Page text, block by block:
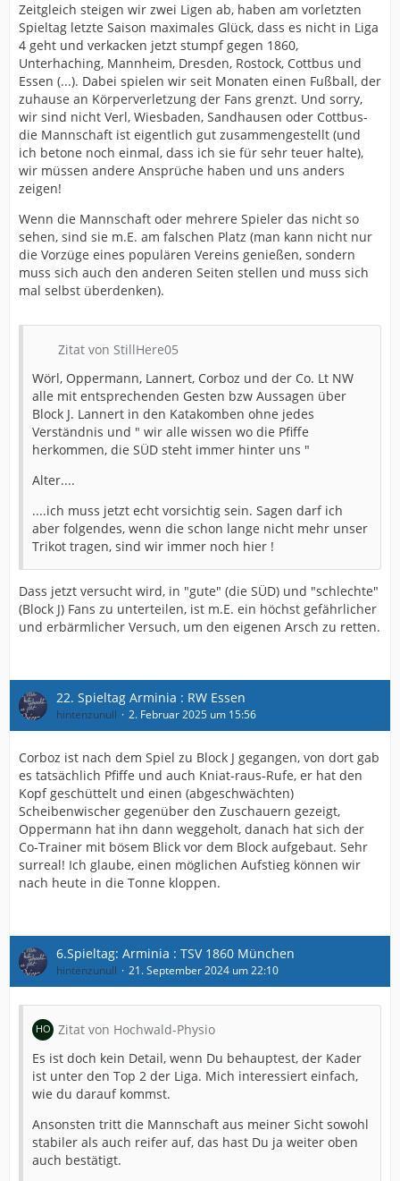
Zeitgleich steigen wir zwei Ligen ab, haben am vorletzten
Spieltag letzte Saison maximales Glück, dass es nicht in Liga
4 geht und verkacken jetzt stumpf gegen 1860,
Unterhaching, Mannheim, Dresden, Rostock, Cottbus und
Essen (...). Dabei spielen wir seit Monaten einen Fußball, der
zuhause an Körperverletzung der Fans grenzt. Und sorry,
wir sind nicht Verl, Wiesbaden, Sandhausen oder Cottbus-
die Mannschaft ist eigentlich gut zusammengestellt (und
ich betone noch einmal, dass ich sie für sehr teuer halte),
wir müssen andere Ansprüche haben und uns anders
zeigen!
Wenn die Mannschaft oder mehrere Spieler das nicht so
sehen, sind sie m.E. am falschen Platz (man kann nicht nur
die Vorzüge eines populären Vereins genießen, sondern
muss sich auch den anderen Seiten stellen und muss sich
mal selbst überdenken).
Zitat von StillHere05
Wörl, Oppermann, Lannert, Corboz und der Co. Lt NW
alle mit entsprechenden Gesten bzw Aussagen über
Block J. Lannert in den Katakomben ohne jedes
Verständnis und " wir alle wissen wo die Pfiffe
herkommen, die SÜD steht immer hinter uns "
Alter....
....ich muss jetzt echt vorsichtig sein. Sagen darf ich
aber folgendes, wenn die schon lange nicht mehr unser
Trikot tragen, sind wir immer noch hier !
Dass jetzt versucht wird, in "gute" (die SÜD) und "schlechte"
(Block J) Fans zu unterteilen, ist m.E. ein höchst gefährlicher
und erbärmlicher Versuch, um den eigenen Arsch zu retten.
22. Spieltag Arminia : RW Essen
hintenzunull 2. Februar 2025 um 15:56
Corboz ist nach dem Spiel zu Block J gegangen, von dort gab
es tatsächlich Pfiffe und auch Kniat-raus-Rufe, er hat den
Kopf geschüttelt und einen (abgeschwächten)
Scheibenwischer gegenüber den Zuschauern gezeigt,
Oppermann hat ihn dann weggeholt, danach hat sich der
Co-Trainer mit bösem Blick vor dem Block aufgebaut. Sehr
surreal! Ich glaube, einen möglichen Aufstieg können wir
nach heute in die Tonne kloppen.
6.Spieltag: Arminia : TSV 1860 München
hintenzunull 21. September 2024 um 22:10
Zitat von Hochwald-Physio
Es ist doch kein Detail, wenn Du behauptest, der Kader
ist unter den Top 2 der Liga. Mich interessiert einfach,
wie du darauf kommst.
Ansonsten tritt die Mannschaft aus meiner Sicht sowohl
stabiler als auch reifer auf, das hast Du ja weiter oben
auch bestätigt.